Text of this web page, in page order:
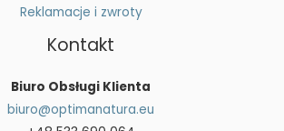
Reklamacje i zwroty
Kontakt
Biuro Obsługi Klienta
biuro@optimanatura.eu